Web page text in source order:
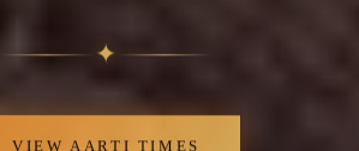
✦
VIEW AARTI TIMES